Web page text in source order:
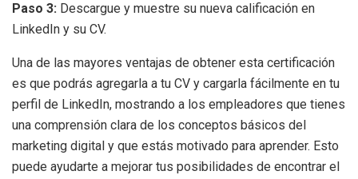
Paso 3: Descargue y muestre su nueva calificación en
LinkedIn y su CV.
Una de las mayores ventajas de obtener esta certificación
es que podrás agregarla a tu CV y cargarla fácilmente en tu
perfil de LinkedIn, mostrando a los empleadores que tienes
una comprensión clara de los conceptos básicos del
marketing digital y que estás motivado para aprender. Esto
puede ayudarte a mejorar tus posibilidades de encontrar el